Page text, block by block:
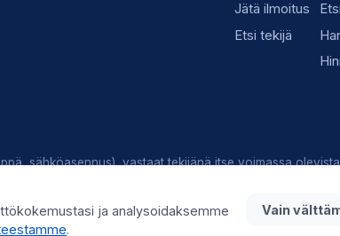
Jätä ilmoitus
Etsi tekijä
sähköasennus), vastaat tekijänä itse voimassa
ja analysoidaksemme
.
Vain